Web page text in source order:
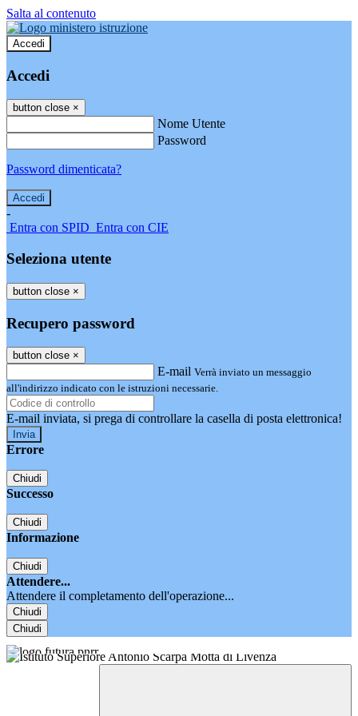
Salta al contenuto
Accedi
Accedi
button close ×
Nome Utente
Password
Password dimenticata?
-
Entra con SPID Entra con CIE
Seleziona utente
button close ×
Recupero password
button close ×
E-mail Verrà inviato un messaggio
all'indirizzo indicato con le istruzioni necessarie.
E-mail inviata, si prega di controllare la casella di posta elettronica!
Errore
Chiudi
Successo
Chiudi
Informazione
Chiudi
Attendere...
Attendere il completamento dell'operazione...
Chiudi
Chiudi